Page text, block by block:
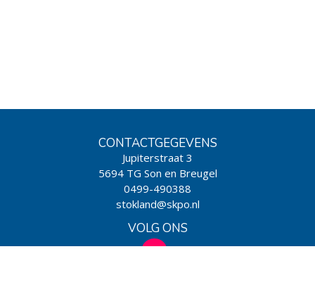
CONTACTGEGEVENS
Jupiterstraat 3
5694 TG Son en Breugel
0499-490388
stokland@skpo.nl
VOLG ONS